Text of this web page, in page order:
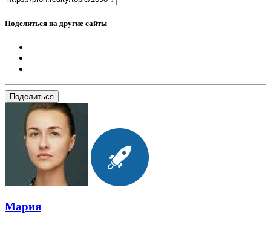
Поделиться на другие сайты
Поделиться
Мария